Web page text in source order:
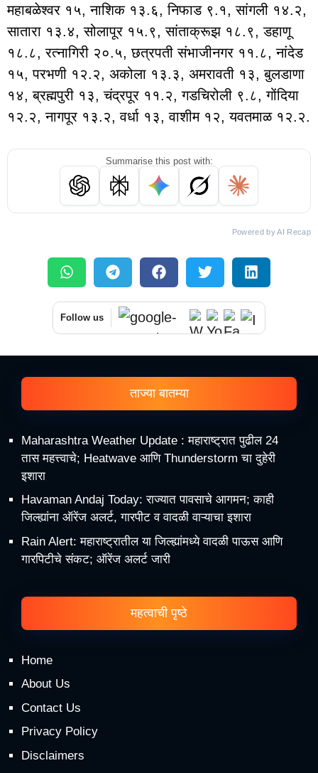
महाबळेश्वर १५, नाशिक १३.६, निफाड ९.१, सांगली १४.२,
सातारा १३.४, सोलापूर १५.९, सांताक्रूझ १८.९, डहाणू
१८.८, रत्नागिरी २०.५, छत्रपती संभाजीनगर ११.८, नांदेड
१५, परभणी १२.२, अकोला १३.३, अमरावती १३, बुलडाणा
१४, ब्रह्मपुरी १३, चंद्रपूर ११.२, गडचिरोली ९.८, गोंदिया
१२.२, नागपूर १३.२, वर्धा १३, वाशीम १२, यवतमाळ १२.२.
Summarise this post with:
Powered by AI Recap
Follow us
ताज्या बातम्या
Maharashtra Weather Update : महाराष्ट्रात पुढील 24
तास महत्त्वाचे; Heatwave आणि Thunderstorm चा दुहेरी
इशारा
Havaman Andaj Today: राज्यात पावसाचे आगमन; काही
जिल्ह्यांना ऑरेंज अलर्ट, गारपीट व वादळी वाऱ्याचा इशारा
Rain Alert: महाराष्ट्रातील या जिल्ह्यांमध्ये वादळी पाऊस आणि
गारपिटीचे संकट; ऑरेंज अलर्ट जारी
महत्वाची पृष्ठे
Home
About Us
Contact Us
Privacy Policy
Disclaimers